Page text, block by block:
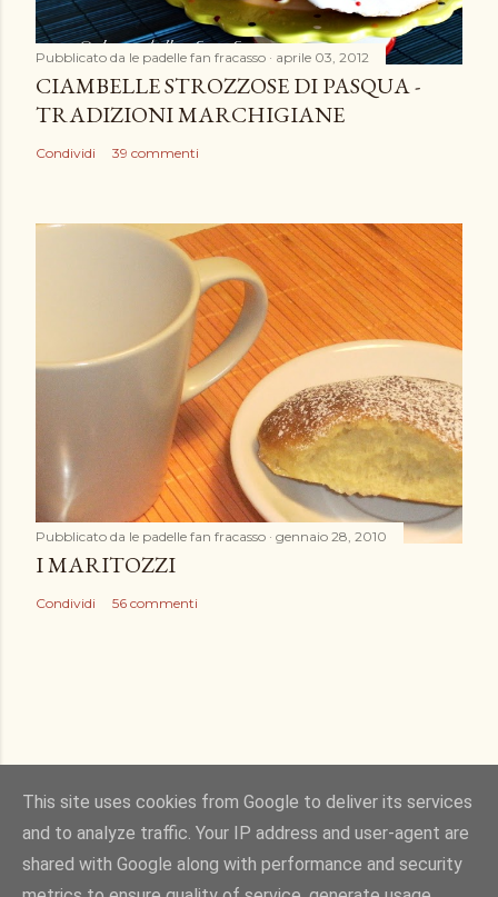
m
e
n
t
o
Pubblicato da le padelle fan fracasso aprile 03, 2012
CIAMBELLE STROZZOSE DI PASQUA -
TRADIZIONI MARCHIGIANE
Condividi 39 commenti
Pubblicato da le padelle fan fracasso gennaio 28, 2010
I MARITOZZI
Condividi 56 commenti
Powered by Blogger
This site uses cookies from Google to deliver its services
and to analyze traffic. Your IP address and user-agent are
shared with Google along with performance and security